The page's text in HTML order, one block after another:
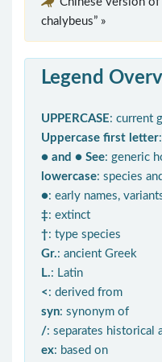
chalybeus” »
Legend
UPPERCASE: current
Uppercase first letter
● and ● See: generic
lowercase: species
●: early names,
‡: extinct
†: type species
Gr.: ancient Greek
L.: Latin
< : derived from
syn: synonym of
/: separates historical
ex: based on